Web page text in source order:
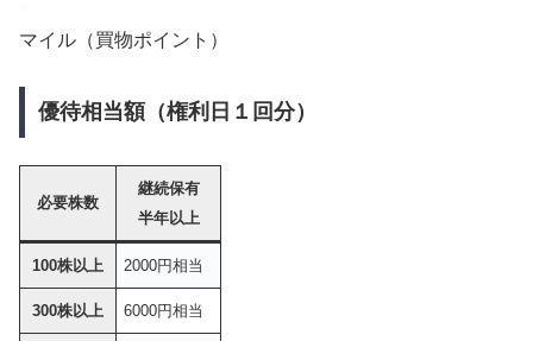
マイル（買物ポイント）
優待相当額（権利日１回分）
必要株数
継続保有
半年以上
100株以上 2000円相当
300株以上 6000円相当